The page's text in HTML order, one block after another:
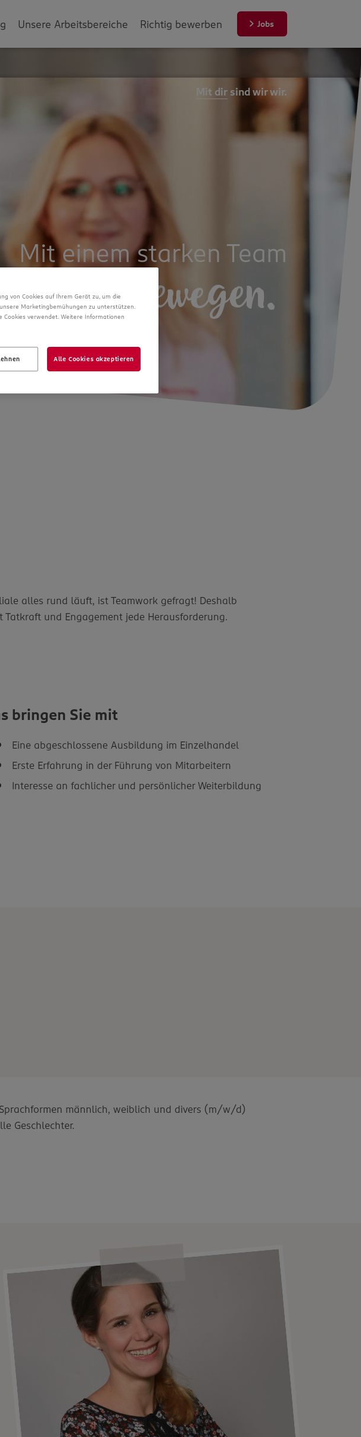
Unsere Arbeitsbereiche Richtig bewerben Jobs
Mit dirsind wir wir.
Mit einem starken Team
mehr bewegen.
alles rund läuft, ist Teamwork gefragt! Deshalb
und Engagement jede Herausforderung.
bringen Sie mit
Eine abgeschlossene Ausbildung im Einzelhandel
Erste Erfahrung in der Führung von Mitarbeitern
Interesse an fachlicher und persönlicher Weiterbildung
männlich, weiblich und divers (m/w/d)
Geschlechter.
von Cookies auf Ihrem Gerät zu, um die
Marketingbemühungen zu unterstützen.
Cookies verwendet. Weitere Informationen
Alle Cookies akzeptieren